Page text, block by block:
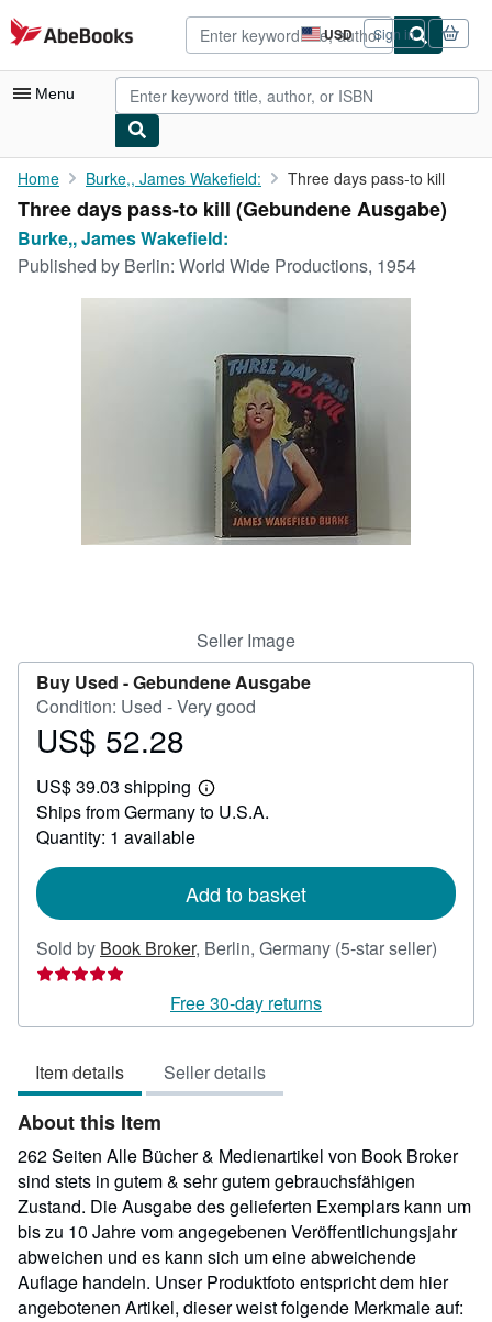
Skip to main content
AbeBooks.com USD
Site
shopping
preferences
Sign in
Menu
My Account
My Purchases
Advanced Search
Home Burke,, James Wakefield: Three days pass-to kill
Three days pass-to kill (Gebundene Ausgabe)
Burke,, James Wakefield:
Published by Berlin: World Wide Productions, 1954
Seller Image
Buy Used -Gebundene Ausgabe
Condition: Used - Very good
Price
52.28
US$ 52.28
US$ 39.03 shipping
Learn
more
Ships from Germany to U.S.A.
Quantity: 1 available
Add to basket
Sold by Book Broker, Berlin, Germany (5-star seller)
out
Free 30-day returns
Item details Seller details
About this Item
262 Seiten Alle Bücher & Medienartikel von Book Broker
sind stets in gutem & sehr gutem gebrauchsfähigen
Zustand. Die Ausgabe des gelieferten Exemplars kann um
bis zu 10 Jahre vom angegebenen Veröffentlichungsjahr
abweichen und es kann sich um eine abweichende
Auflage handeln. Unser Produktfoto entspricht dem hier
angebotenen Artikel, dieser weist folgende Merkmale auf: